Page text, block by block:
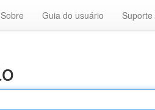
Sobre Guia do usuário Suporte